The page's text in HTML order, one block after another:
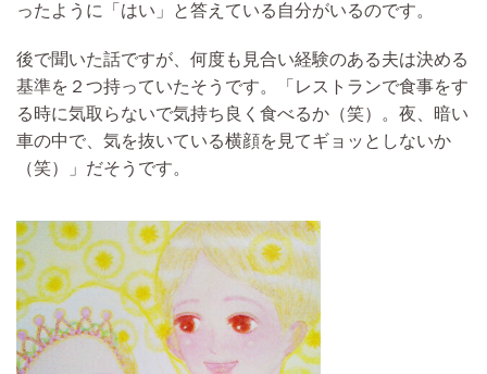
ったように「はい」と答えている自分がいるのです。
後で聞いた話ですが、何度も見合い経験のある夫は決める
基準を２つ持っていたそうです。「レストランで食事をす
る時に気取らないで気持ち良く食べるか（笑）。夜、暗い
車の中で、気を抜いている横顔を見てギョッとしないか
（笑）」だそうです。